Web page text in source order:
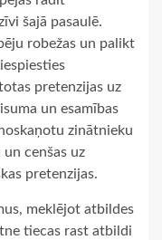
šajā pasaulē.
robežas un palikt
pretenzijas uz
un esamības
zinātnieku
cenšas uz
pretenzijas.
meklējot atbildes
tiecas rast atbildi